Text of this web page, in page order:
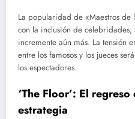
La popularidad de «Maestros
con la inclusión de
incremente aún más. La tensión
entre los famosos y los jueces
los espectadores.
‘The Floor’: El
estrategia